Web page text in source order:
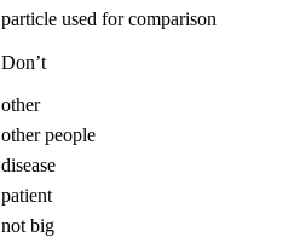
particle used for comparison
Don’t
other
other people
disease
patient
not big